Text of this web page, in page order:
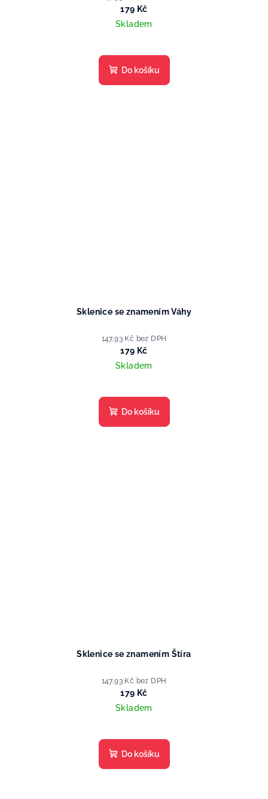
179 Kč
Skladem
Do košíku
Sklenice se znamením Váhy
147,93 Kč bez DPH
179 Kč
Skladem
Do košíku
Sklenice se znamením Štíra
147,93 Kč bez DPH
179 Kč
Skladem
Do košíku